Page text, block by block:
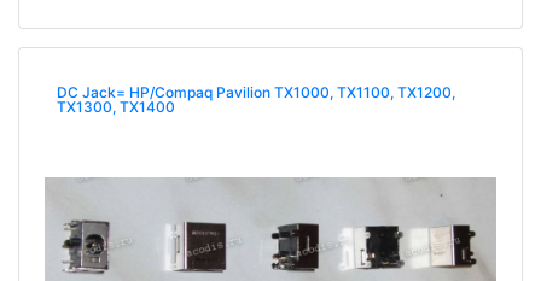
DC Jack= HP/Compaq Pavilion TX1000, TX1100, TX1200,
TX1300, TX1400